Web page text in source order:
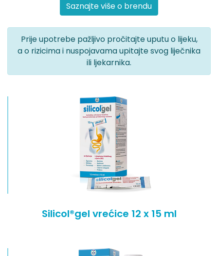
Saznajte više o brendu
Prije upotrebe pažljivo pročitajte uputu o lijeku,
a o rizicima i nuspojavama upitajte svog liječnika
ili ljekarnika.
Silicol®gel vrećice 12 x 15 ml